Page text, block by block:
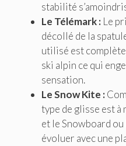
stabilité
Le Télémark : Le
décollé de la
utilisé est
ski alpin ce qui
sensation.
Le Snow Kite :
type de glisse est à
et le Snowboard ou
évoluer avec une